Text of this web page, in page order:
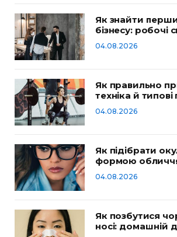
Як знайти
бізнесу: робочі
04.08.2026
Як правильно
техніка й
04.08.2026
Як підібрати
формою
04.08.2026
Як позбутися
носі: домашній